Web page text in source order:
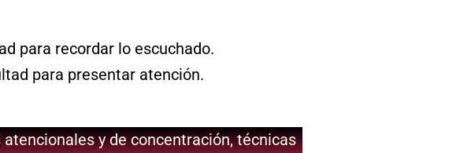
para recordar lo escuchado.
para presentar atención.
y de concentración, técnicas